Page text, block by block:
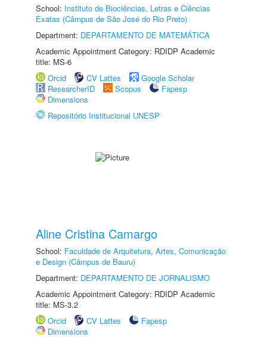
School: Instituto de Biociências, Letras e Ciências
Exatas (Câmpus de São José do Rio Preto)
Department: DEPARTAMENTO DE MATEMÁTICA
Academic Appointment Category: RDIDP Academic
title: MS-6
Orcid
CV Lattes
Google Scholar
ResearcherID
Scopus
Fapesp
Dimensions
Repositório Institucional UNESP
Aline Cristina Camargo
School: Faculdade de Arquitetura, Artes, Comunicação
e Design (Câmpus de Bauru)
Department: DEPARTAMENTO DE JORNALISMO
Academic Appointment Category: RDIDP Academic
title: MS-3.2
Orcid
CV Lattes
Fapesp
Dimensions